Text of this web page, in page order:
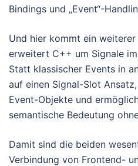
Bindings und „Event“-
Und hier kommt ein
erweitert C++ um Signale
Statt klassischer Events in
auf einen Signal-Slot
Event-Objekte und
semantische Bedeutung
Damit sind die beiden
Verbindung von Frontend-